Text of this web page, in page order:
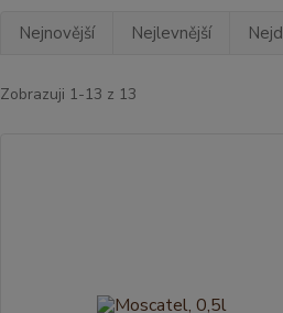
Nejnovější Nejlevnější
Zobrazuji 1-13 z 13